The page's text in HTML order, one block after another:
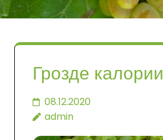
Грозде калории
08.12.2020
admin